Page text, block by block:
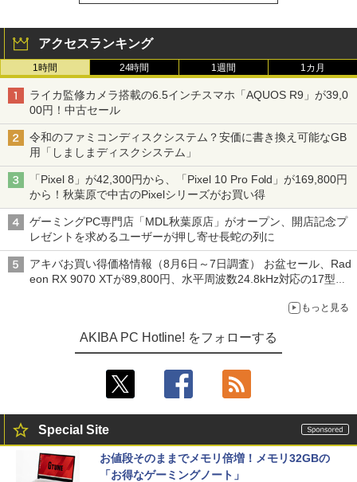
アクセスランキング
1時間 24時間 1週間 1カ月
ライカ監修カメラ搭載の6.5インチスマホ「AQUOS R9」が39,0
00円！中古セール
令和のファミコンディスクシステム？安価に書き換え可能なGB
用「しましまディスクシステム」
「Pixel 8」が42,300円から、「Pixel 10 Pro Fold」が169,800円
から！秋葉原で中古のPixelシリーズがお買い得
ゲーミングPC専門店「MDL秋葉原店」がオープン、開店記念プ
レゼントを求めるユーザーが押し寄せ長蛇の列に
アキバお買い得価格情報（8月6日～7日調査） お盆セール、Rad
eon RX 9070 XTが89,800円、水平周波数24.8kHz対応の17型モ
もっと見る
AKIBA PC Hotline! をフォローする
Special Site
お値段そのままでメモリ倍増！メモリ32GBの
「お得なゲーミングノート」